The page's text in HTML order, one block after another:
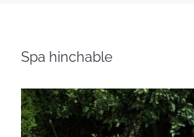
Spa hinchable